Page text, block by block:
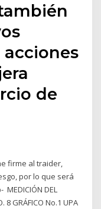
de
firme al traider,
por lo que será
DEL
8 GRÁFICO No.1 UPA